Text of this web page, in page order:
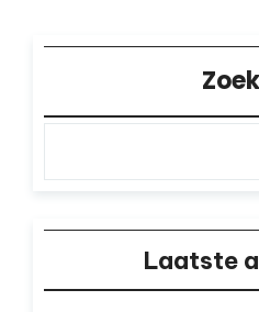
Laatste